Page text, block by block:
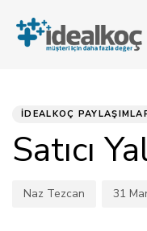
atla
gezinme
bölümüne
atlaİDEALKOÇ
Satıcı
Naz Tezcan 31